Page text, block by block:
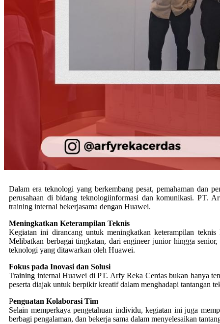
Dalam era teknologi yang berkembang pesat, pemahaman dan
perusahaan di bidang teknologiinformasi dan komunikasi. PT.
training internal bekerjasama dengan Huawei.
Meningkatkan Keterampilan Teknis
Kegiatan ini dirancang untuk meningkatkan keterampilan
Melibatkan berbagai tingkatan, dari engineer junior hingga
teknologi yang ditawarkan oleh Huawei.
Fokus pada Inovasi dan Solusi
Training internal Huawei di PT. Arfy Reka Cerdas bukan hanya
peserta diajak untuk berpikir kreatif dalam menghadapi tantangan
Penguatan Kolaborasi Tim
Selain memperkaya pengetahuan individu, kegiatan ini juga
berbagi pengalaman, dan bekerja sama dalam menyelesaikan